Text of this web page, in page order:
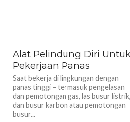
Alat Pelindung Diri
Pekerjaan Panas
Saat bekerja di lingkungan dengan
panas tinggi – termasuk pengelasan
dan pemotongan gas, las busur
dan busur karbon atau pemotongan
busur...